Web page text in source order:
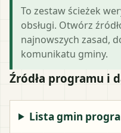
To zestaw ścieżek
obsługi. Otwórz
najnowszych zasad,
komunikatu gminy.
Źródła programu i
Lista gmin